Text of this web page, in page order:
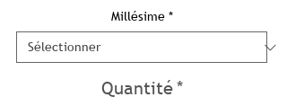
Millésime *
Quantité*